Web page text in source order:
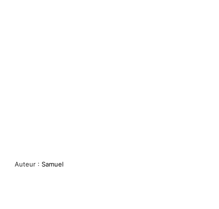
Auteur : Samuel